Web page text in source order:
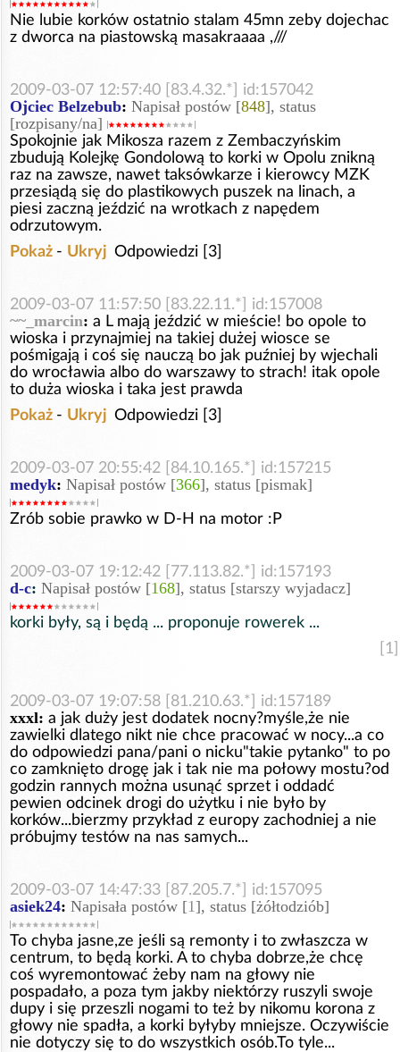
Nie lubie korków ostatnio stalam 45mn zeby dojechac
z dworca na piastowską masakraaaa ,///
2009-03-07 12:57:40 [83.4.32.*] id:157042
Ojciec Belzebub: Napisał postów [848], status
[rozpisany/na]
Spokojnie jak Mikosza razem z Zembaczyńskim
zbudują Kolejkę Gondolową to korki w Opolu znikną
raz na zawsze, nawet taksówkarze i kierowcy MZK
przesiądą się do plastikowych puszek na linach, a
piesi zaczną jeździć na wrotkach z napędem
odrzutowym.
Pokaż - Ukryj Odpowiedzi [3]
2009-03-07 11:57:50 [83.22.11.*] id:157008
~~_marcin: a L mają jeździć w mieście! bo opole to
wioska i przynajmiej na takiej dużej wiosce se
pośmigają i coś się nauczą bo jak puźniej by wjechali
do wrocławia albo do warszawy to strach! itak opole
to duża wioska i taka jest prawda
Pokaż - Ukryj Odpowiedzi [3]
2009-03-07 20:55:42 [84.10.165.*] id:157215
medyk: Napisał postów [366], status [pismak]
Zrób sobie prawko w D-H na motor :P
2009-03-07 19:12:42 [77.113.82.*] id:157193
d-c: Napisał postów [168], status [starszy wyjadacz]
korki były, są i będą ... proponuje rowerek ...
[1]
2009-03-07 19:07:58 [81.210.63.*] id:157189
xxxl: a jak duży jest dodatek nocny?myśle,że nie
zawielki dlatego nikt nie chce pracować w nocy...a co
do odpowiedzi pana/pani o nicku"takie pytanko" to po
co zamknięto drogę jak i tak nie ma połowy mostu?od
godzin rannych można usunąć sprzet i oddadć
pewien odcinek drogi do użytku i nie było by
korków...bierzmy przykład z europy zachodniej a nie
próbujmy testów na nas samych...
2009-03-07 14:47:33 [87.205.7.*] id:157095
asiek24: Napisała postów [1], status [żółtodziób]
To chyba jasne,ze jeśli są remonty i to zwłaszcza w
centrum, to będą korki. A to chyba dobrze,że chcę
coś wyremontować żeby nam na głowy nie
pospadało, a poza tym jakby niektórzy ruszyli swoje
dupy i się przeszli nogami to też by nikomu korona z
głowy nie spadła, a korki byłyby mniejsze. Oczywiście
nie dotyczy się to do wszystkich osób.To tyle...